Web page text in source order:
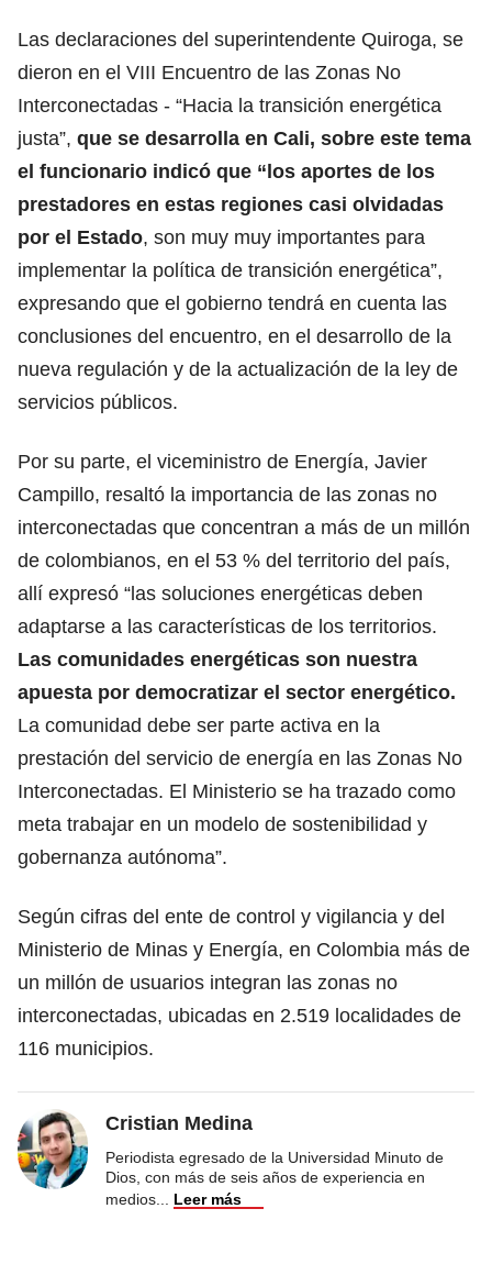
Las declaraciones del superintendente Quiroga, se
dieron en el VIII Encuentro de las Zonas No
Interconectadas - “Hacia la transición energética
justa”, que se desarrolla en Cali, sobre este tema
el funcionario indicó que “los aportes de los
prestadores en estas regiones casi olvidadas
por el Estado, son muy muy importantes para
implementar la política de transición energética”,
expresando que el gobierno tendrá en cuenta las
conclusiones del encuentro, en el desarrollo de la
nueva regulación y de la actualización de la ley de
servicios públicos.
Por su parte, el viceministro de Energía, Javier
Campillo, resaltó la importancia de las zonas no
interconectadas que concentran a más de un millón
de colombianos, en el 53 % del territorio del país,
allí expresó “las soluciones energéticas deben
adaptarse a las características de los territorios.
Las comunidades energéticas son nuestra
apuesta por democratizar el sector energético.
La comunidad debe ser parte activa en la
prestación del servicio de energía en las Zonas No
Interconectadas. El Ministerio se ha trazado como
meta trabajar en un modelo de sostenibilidad y
gobernanza autónoma”.
Según cifras del ente de control y vigilancia y del
Ministerio de Minas y Energía, en Colombia más de
un millón de usuarios integran las zonas no
interconectadas, ubicadas en 2.519 localidades de
116 municipios.
Cristian Medina
Periodista egresado de la Universidad Minuto de
Dios, con más de seis años de experiencia en
medios
Leer más